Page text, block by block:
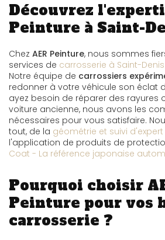
Découvrez
Peinture à Saint-
Chez AER Peinture, nous sommes
services de carrosserie à Saint-Denis
Notre équipe de carrossiers
redonner à votre véhicule son éclat
ayez besoin de réparer des rayures
voiture ancienne, nous avons les
nécessaires pour vous satisfaire.
tout, de la géométrie et suivi
l'application de produits de
Coat - La référence japonaise
Pourquoi choisir
Peinture pour vos
carrosserie ?